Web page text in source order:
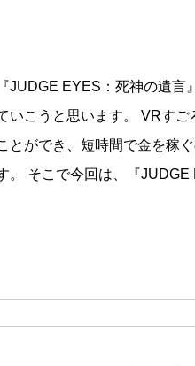
JUDGE EYES：死神の遺言
いこうと思います。 VRすご
とができ、短時間で金を稼
。 そこで今回は、『